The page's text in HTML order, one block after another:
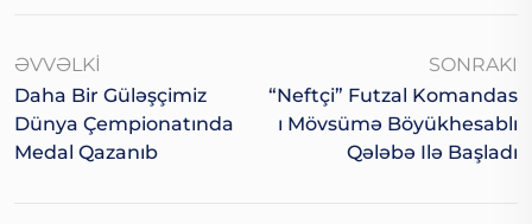
ƏVVƏLKI
Daha Bir Güləşçimiz
Dünya Çempionatında
Medal Qazanıb
SONRAKI
“Neftçi” Futzal Komandas
I Mövsümə Böyükhesablı
Qələbə Ilə Başladı